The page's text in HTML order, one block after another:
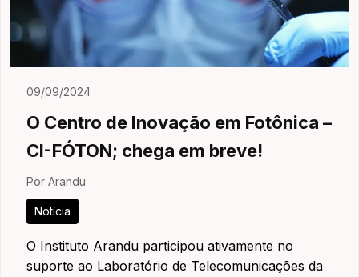
09/09/2024
O Centro de Inovação em Fotônica –
CI-FÓTON; chega em breve!
Por Arandu
Notícia
O Instituto Arandu participou ativamente no
suporte ao Laboratório de Telecomunicações da